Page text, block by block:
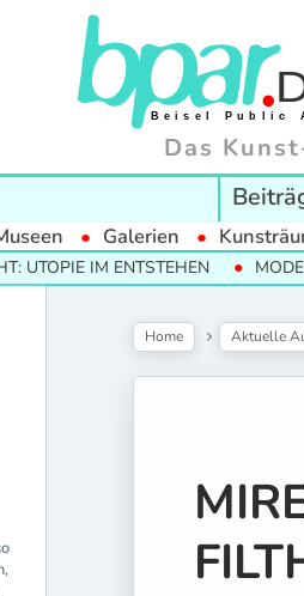
Das
Galerien
ENTSTEHEN MODERNE
Home Aktuelle